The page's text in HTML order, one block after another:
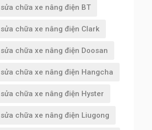
sửa chữa xe nâng điện BT
sửa chữa xe nâng điện Clark
sửa chữa xe nâng điện Doosan
sửa chữa xe nâng điện Hangcha
sửa chữa xe nâng điện Hyster
sửa chữa xe nâng điện Liugong